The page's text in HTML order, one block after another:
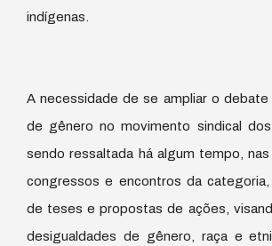
indígenas.
A necessidade de se ampliar o
de gênero no movimento sindical
sendo ressaltada há algum tempo,
congressos e encontros da
de teses e propostas de ações,
desigualdades de gênero, raça e